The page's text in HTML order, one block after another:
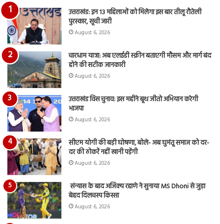
उत्तराखंड: इन 13 महिलाओं को मिलेगा इस बार तीलू रौतेली
पुरस्कार, सूची जारी
August 6, 2026
चारधाम यात्रा: अब एलईडी स्क्रीन बताएगी मौसम और मार्ग बंद
होने की सटीक जानकारी
August 6, 2026
उत्तराखंड विस चुनाव: इस महीने बूथ जीतो अभियान करेगी
भाजपा
August 6, 2026
सीएम योगी की बड़ी घोषणा, बोले- अब घुमंतू समाज को दर-
दर की ठोकरें नहीं खानी पड़ेंगी
August 6, 2026
संन्यास के बाद अजिंक्‍य रहाणे ने सुनाया MS Dhoni से जुड़ा
बेहद दिलचस्प किस्सा
August 6, 2026